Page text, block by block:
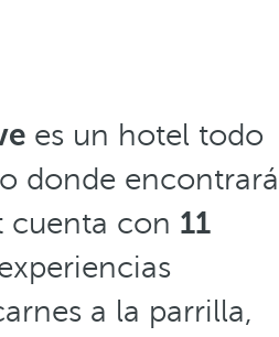
es un hotel todo
donde encontrará
cuenta con 11
a la parrilla,